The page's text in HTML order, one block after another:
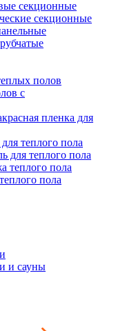
секционные
секционные
полов
с
пленка для
теплого пола
для теплого пола
теплого пола
пола
и сауны